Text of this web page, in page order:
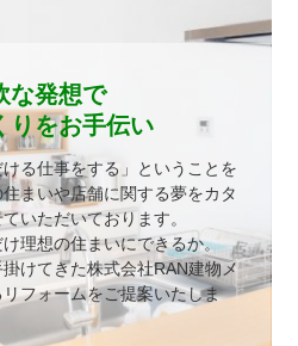
な発想で
りをお⼿伝い
ける仕事をする」ということを
まいや店舗に関する夢をカタ
いただいております。
理想の住まいにできるか。
けてきた株式会社RAN建物メ
フォームをご提案いたしま